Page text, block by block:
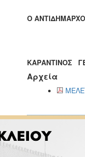
Ο
ΚΑΡΑΝΤΙΝΟΣ
Αρχεία